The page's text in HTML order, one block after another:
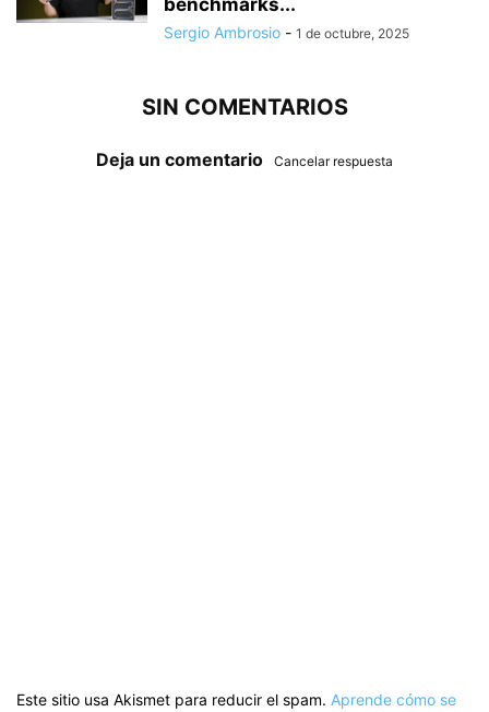
benchmarks...
Sergio Ambrosio - 1 de octubre, 2025
SIN COMENTARIOS
Deja un comentario Cancelar respuesta
Este sitio usa Akismet para reducir el spam. Aprende cómo se